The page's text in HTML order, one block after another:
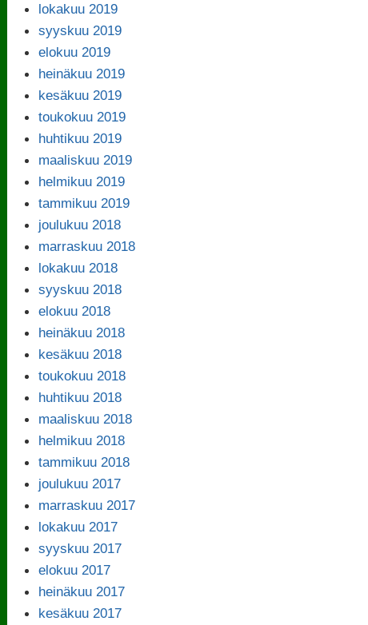
lokakuu 2019
syyskuu 2019
elokuu 2019
heinäkuu 2019
kesäkuu 2019
toukokuu 2019
huhtikuu 2019
maaliskuu 2019
helmikuu 2019
tammikuu 2019
joulukuu 2018
marraskuu 2018
lokakuu 2018
syyskuu 2018
elokuu 2018
heinäkuu 2018
kesäkuu 2018
toukokuu 2018
huhtikuu 2018
maaliskuu 2018
helmikuu 2018
tammikuu 2018
joulukuu 2017
marraskuu 2017
lokakuu 2017
syyskuu 2017
elokuu 2017
heinäkuu 2017
kesäkuu 2017